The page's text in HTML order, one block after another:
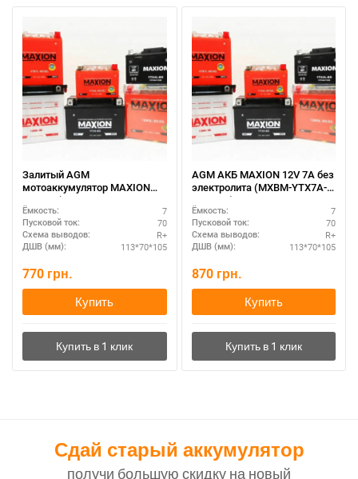
Залитый AGM
мотоаккумулятор MAXION
12V 7A (MXBM-YTX7A-BS
AGM)
Ёмкость: 7
Пусковой ток: 70
Схема выводов: R+
ДШВ (мм): 113*70*105
770 грн.
Купить
AGM АКБ MAXION 12V 7A без
электролита (MXBM-YTX7A-
BS AGM)
Ёмкость: 7
Пусковой ток: 70
Схема выводов: R+
ДШВ (мм): 113*70*105
870 грн.
Купить
Сдай старый аккумулятор
получи большую скидку на новый